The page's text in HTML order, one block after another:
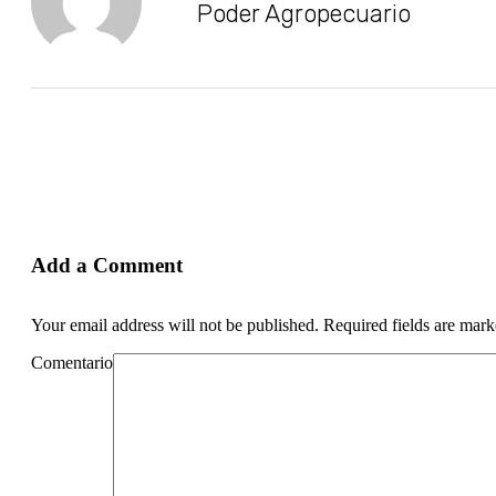
Poder Agropecuario
Add a Comment
Your email address will not be published. Required fields are
Comentario